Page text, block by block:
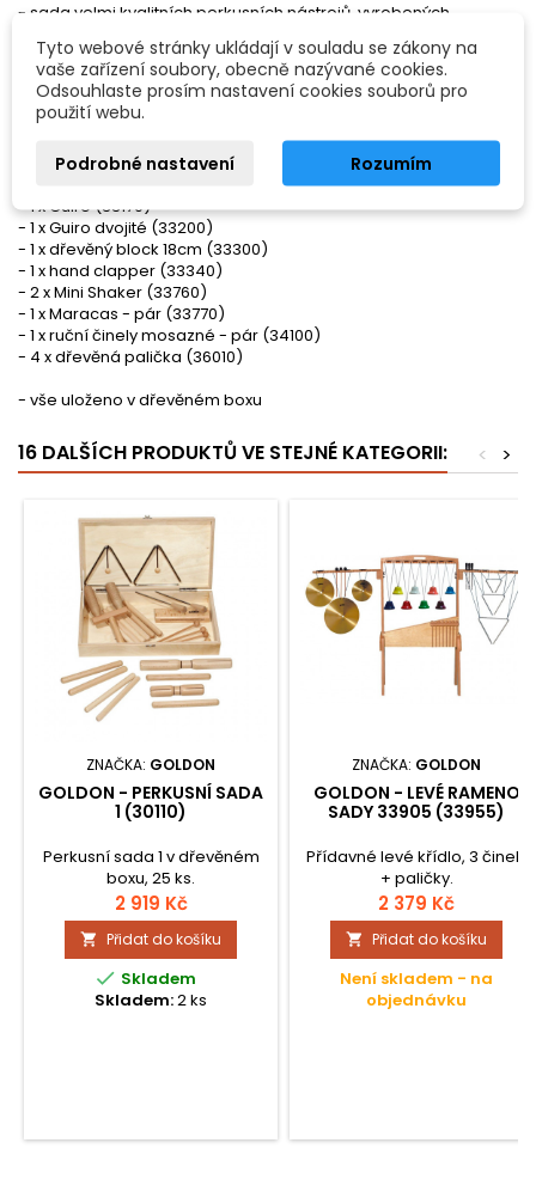
- sada velmi kvalitních perkusních nástrojů, vyrobených
Sada obsahuje:
- 1 x ozvučná dřívka 18x200mm - pár (33010)
- 1 x ozvučná dřívka 20x200mm - pár (33020)
- 1 x ozvučná dřívka 25x200mm - pár (33030)
- 1 x Tone claves 20 x 170/200 (33040)
- 1 x Guiro (33170)
- 1 x Guiro dvojité (33200)
- 1 x dřevěný block 18cm (33300)
- 1 x hand clapper (33340)
- 2 x Mini Shaker (33760)
- 1 x Maracas - pár (33770)
- 1 x ruční činely mosazné - pár (34100)
- 4 x dřevěná palička (36010)
- vše uloženo v dřevěném boxu
16 DALŠÍCH PRODUKTŮ VE STEJNÉ KATEGORII: >
<
ZNAČKA: GOLDON
GOLDON - PERKUSNÍ SADA
1 (30110)
Perkusní sada 1 v dřevěném
boxu, 25 ks.
2 919 Kč
 Přidat do košíku
 Skladem
Skladem:2 ks
ZNAČKA: GOLDON
GOLDON - LEVÉ RAMENO
SADY 33905 (33955)
Přídavné levé křídlo, 3 činely
+ paličky.
2 379 Kč
 Přidat do košíku
Není skladem - na
objednávku
Tyto webové stránky ukládají v souladu se zákony na
vaše zařízení soubory, obecně nazývané cookies.
Odsouhlaste prosím nastavení cookies souborů pro
použití webu.
Podrobné nastavení Rozumím